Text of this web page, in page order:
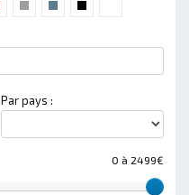
Par pays :
0 à 2499€